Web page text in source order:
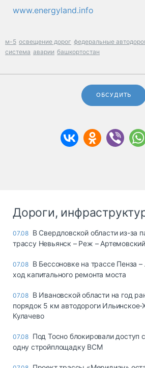
www.energyland.info
м-5 освещение дорог федеральные
система аварии башкортостан
ОБСУДИТЬ
Дороги,
07.08 В Свердловской области из-за
трассу Невьянск – Реж –
07.08 В Бессоновке на трассе Пенза
ход капитального ремонта моста
07.08 В Ивановской области на год
порядок 5 км автодороги Ильинское-
Кулачево
07.08 Под Тосно блокировали доступ
одну стройплощадку ВСМ